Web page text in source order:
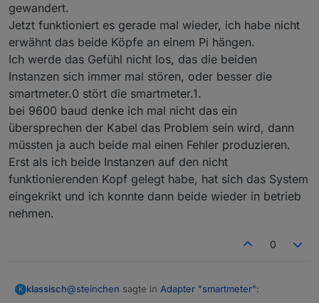
syncron.
Ist der Fehler mit dem Kopf gewandert? Oder beim
Zähler geblieben?
Welches Zählerfabrikat? Einer aus der Liste
https://shop.weidmann-
elektronik.de/media/files_public/67303f78bbcd558d6
64d0095291562d3/BekannteProblememitZhlermodell
en.pdf
?
gewandert.
Jetzt funktioniert es gerade mal wieder, ich habe nicht
erwähnt das beide Köpfe an einem Pi hängen.
Ich werde das Gefühl nicht los, das die beiden
Instanzen sich immer mal stören, oder besser die
smartmeter.0 stört die smartmeter.1.
bei 9600 baud denke ich mal nicht das ein
übersprechen der Kabel das Problem sein wird, dann
müssten ja auch beide mal einen Fehler produzieren.
Erst als ich beide Instanzen auf den nicht
funktionierenden Kopf gelegt habe, hat sich das System
eingekrikt und ich konnte dann beide wieder in betrieb
nehmen.
0
K klassisch@steinchen sagte in Adapter "smartmeter":